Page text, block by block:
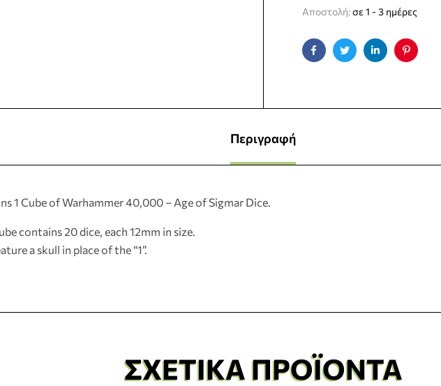
Αποστολή:σε 1 - 3 ημέρες
FacebookTwitterLinkedinPinterest
Περιγραφή
1 Cube of Warhammer 40,000 – Age of Sigmar Dice.
contains 20 dice, each 12mm in size.
a skull in place of the “1”.
ΣΧΕΤΙΚΆ ΠΡΟΪΌΝΤΑ